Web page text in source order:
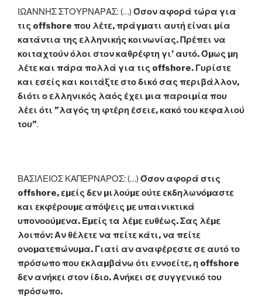
ΙΩΑΝΝΗΣ ΣΤΟΥΡΝΑΡΑΣ: (…) Όσον αφορά τώρα για
τις offshore που λέτε, πράγµατι αυτή είναι µία
κατάντια της ελληνικής κοινωνίας. Πρέπει να
κοιταχτούν όλοι στον καθρέφτη γι’ αυτό. Όµως µη
λέτε και πάρα πολλά για τις offshore. Γυρίστε
και εσείς και κοιτάξτε στο δικό σας περιβάλλον,
διότι ο ελληνικός λαός έχει µια παροιµία που
λέει ότι ”λαγός τη φτέρη έσειε, κακό του κεφαλιού
του”.
ΒΑΣΙΛΕΙΟΣ ΚΑΠΕΡΝΑΡΟΣ: (…) Όσον αφορά στις
offshore, εµείς δεν µιλούµε ούτε εκδηλωνόµαστε
και εκφέρουµε απόψεις µε υπαινικτικά
υπονοούµενα. Εµείς τα λέµε ευθέως. Σας λέµε
λοιπόν: Αν θέλετε να πείτε κάτι, να πείτε
ονοµατεπώνυµα. Γιατί αν αναφέρεστε σε αυτό το
πρόσωπο που εκλαµβάνω ότι εννοείτε, η offshore
δεν ανήκει στον ίδιο. Ανήκει σε συγγενικό του
πρόσωπο.